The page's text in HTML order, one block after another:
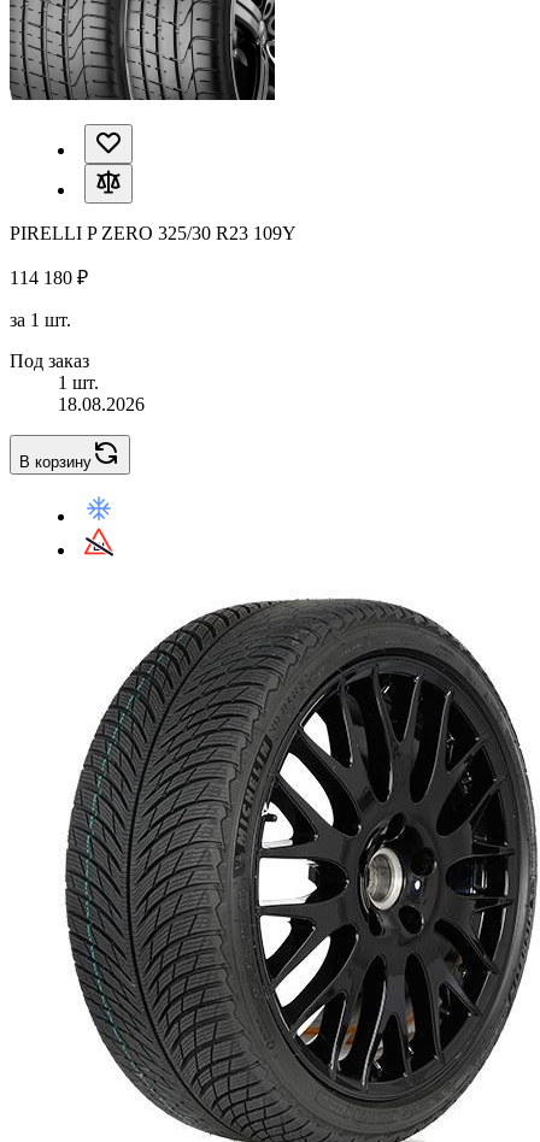
PIRELLI P ZERO 325/30 R23 109Y
114 180 ₽
за 1 шт.
Под заказ
1 шт.
18.08.2026
В корзину